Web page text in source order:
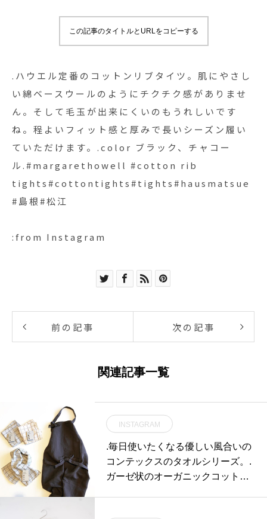
ル.#margarethowell #cotton rib
この記事のタイトルとURLをコピーする
.ハウエル定番のコットンリブタイツ。肌にやさし
い綿ベースウールのようにチクチク感がありませ
ん。そして毛玉が出来にくいのもうれしいです
ね。程よいフィット感と厚みで長いシーズン履い
ていただけます。.color ブラック、チャコー
ル.#margarethowell #cotton rib
tights#cottontights#tights#hausmatsue
#島根#松江
:from Instagram
前の記事 次の記事
関連記事一覧
INSTAGRAM
.毎日使いたくなる優しい風合いの
コンテックスのタオルシリーズ。.
ガーゼ状のオーガニックコットン